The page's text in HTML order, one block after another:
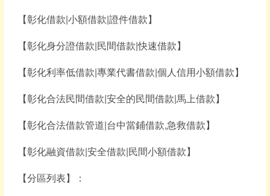
【彰化借款|小額借款|證件借款】
【彰化身分證借款|民間借款|快速借款】
【彰化利率低借款|專業代書借款|個人信用小額借款】
【彰化合法民間借款|安全的民間借款|馬上借款】
【彰化合法借款管道|台中當鋪借款,急救借款】
【彰化融資借款|安全借款|民間小額借款】
【分區列表】：